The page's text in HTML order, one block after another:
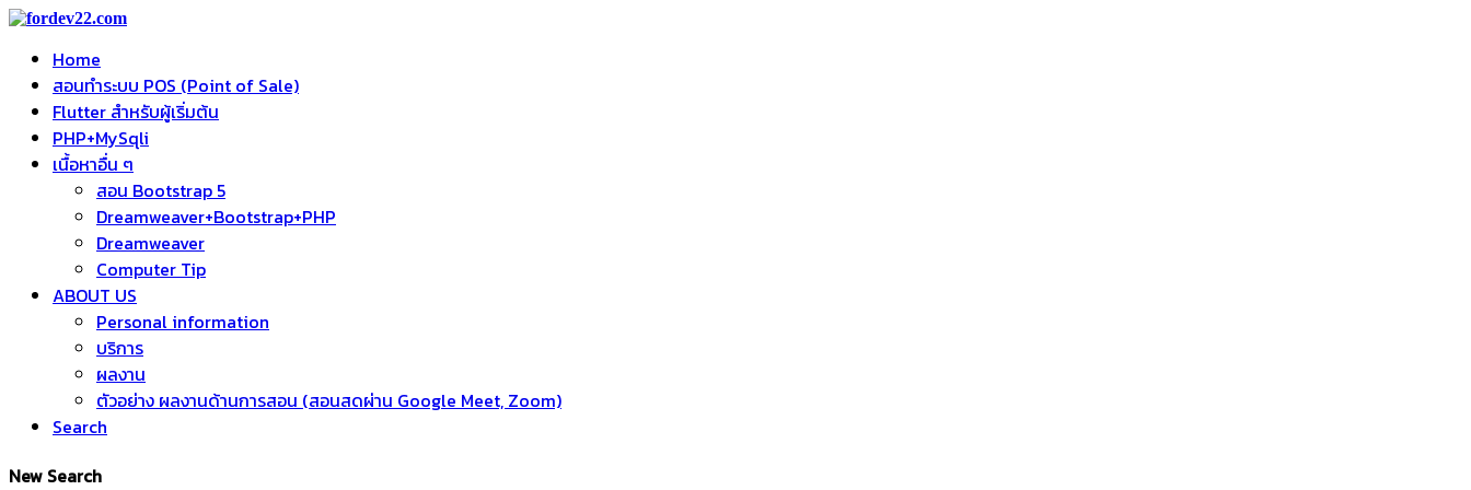
Home
สอนทำระบบ POS (Point of Sale)
Flutter สำหรับผู้เริ่มต้น
PHP+MySqli
เนื้อหาอื่น ๆ
สอน Bootstrap 5
Dreamweaver+Bootstrap+PHP
Dreamweaver
Computer Tip
ABOUT US
Personal information
บริการ
ผลงาน
ตัวอย่าง ผลงานด้านการสอน (สอนสดผ่าน Google Meet, Zoom)
Search
New Search